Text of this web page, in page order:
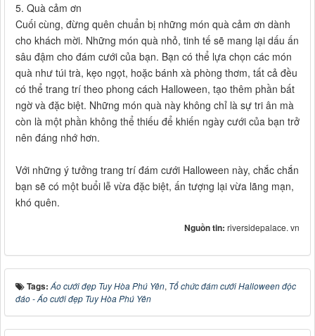
5. Quà cảm ơn
Cuối cùng, đừng quên chuẩn bị những món quà cảm ơn dành
cho khách mời. Những món quà nhỏ, tinh tế sẽ mang lại dấu ấn
sâu đậm cho đám cưới của bạn. Bạn có thể lựa chọn các món
quà như túi trà, kẹo ngọt, hoặc bánh xà phòng thơm, tất cả đều
có thể trang trí theo phong cách Halloween, tạo thêm phần bất
ngờ và đặc biệt. Những món quà này không chỉ là sự tri ân mà
còn là một phần không thể thiếu để khiến ngày cưới của bạn trở
nên đáng nhớ hơn.
Với những ý tưởng trang trí đám cưới Halloween này, chắc chắn
bạn sẽ có một buổi lễ vừa đặc biệt, ấn tượng lại vừa lãng mạn,
khó quên.
Nguồn tin: riversidepalace. vn
Tags:Áo cưới đẹp Tuy Hòa Phú Yên, Tổ chức đám cưới Halloween độc
đáo - Áo cưới đẹp Tuy Hòa Phú Yên